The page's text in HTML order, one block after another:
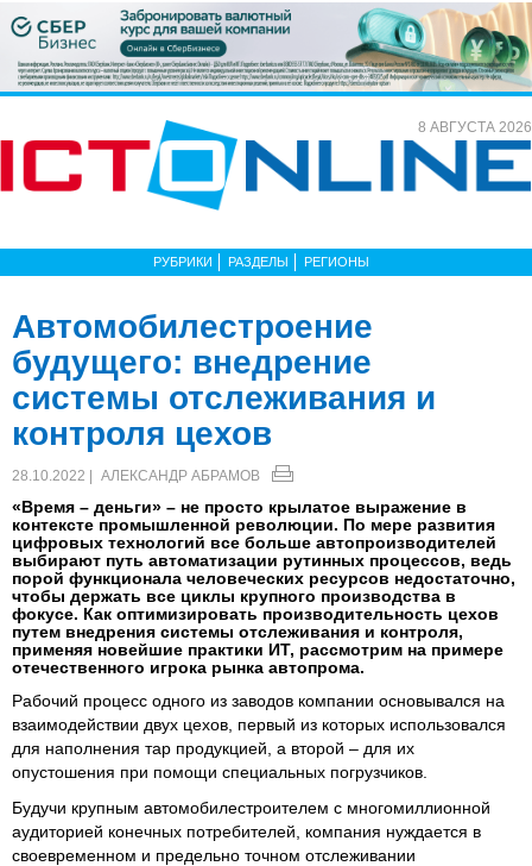
8 АВГУСТА 2026
РУБРИКИ РАЗДЕЛЫ РЕГИОНЫ
Автомобилестроение
будущего: внедрение
системы отслеживания и
контроля цехов
28.10.2022 | АЛЕКСАНДР АБРАМОВ
«Время – деньги» – не просто крылатое выражение в
контексте промышленной революции. По мере развития
цифровых технологий все больше автопроизводителей
выбирают путь автоматизации рутинных процессов, ведь
порой функционала человеческих ресурсов недостаточно,
чтобы держать все циклы крупного производства в
фокусе. Как оптимизировать производительность цехов
путем внедрения системы отслеживания и контроля,
применяя новейшие практики ИТ, рассмотрим на примере
отечественного игрока рынка автопрома.
Рабочий процесс одного из заводов компании основывался на
взаимодействии двух цехов, первый из которых использовался
для наполнения тар продукцией, а второй – для их
опустошения при помощи специальных погрузчиков.
Будучи крупным автомобилестроителем с многомиллионной
аудиторией конечных потребителей, компания нуждается в
своевременном и предельно точном отслеживании